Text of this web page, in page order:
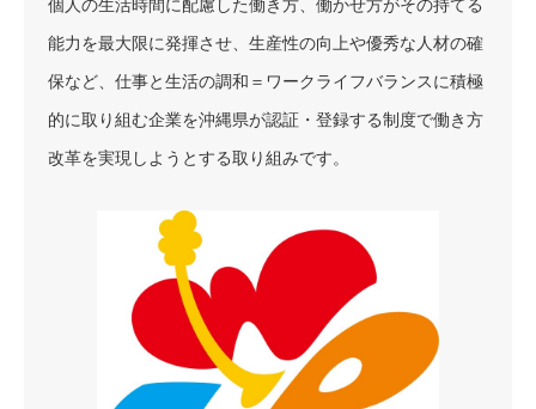
個人の生活時間に配慮した働き方、働かせ方がその持てる
能力を最大限に発揮させ、生産性の向上や優秀な人材の確
保など、仕事と生活の調和＝ワークライフバランスに積極
的に取り組む企業を沖縄県が認証・登録する制度で働き方
改革を実現しようとする取り組みです。